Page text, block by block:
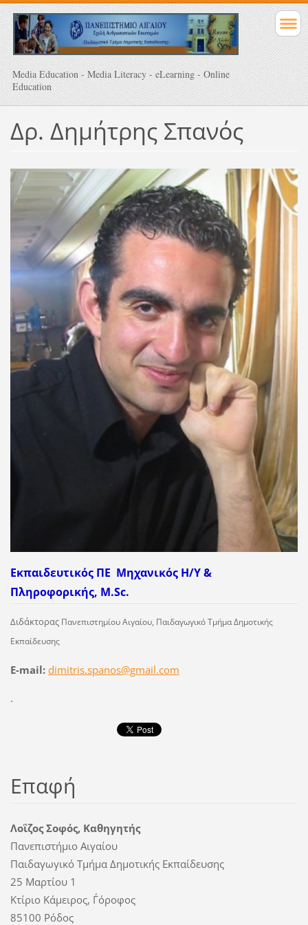
Media Education - Media Literacy - eLearning - Online
Education
Δρ. Δημήτρης Σπανός
Εκπαιδευτικός ΠΕ Μηχανικός Η/Υ &
Πληροφορικής, M.Sc.
Διδάκτορας Πανεπιστημίου Αιγαίου, Παιδαγωγικό Τμήμα Δημοτικής
Εκπαίδευσης
E-mail: dimitris.spanos@gmail.com
.
Επαφή
Λοΐζος Σοφός, Καθηγητής
Πανεπιστήμιο Αιγαίου
Παιδαγωγικό Τμήμα Δημοτικής Εκπαίδευσης
25 Μαρτίου 1
Κτίριο Κάμειρος, Γ΄όροφος
85100 Ρόδος